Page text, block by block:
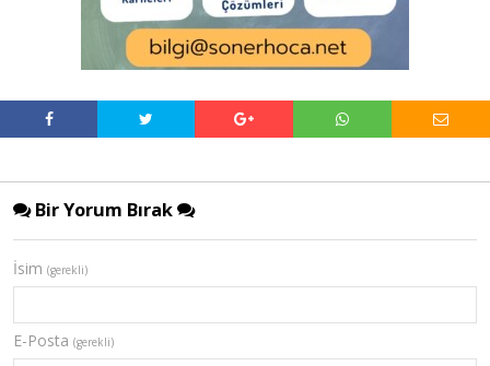
Bir Yorum Bırak
İsim (gerekli)
E-Posta (gerekli)